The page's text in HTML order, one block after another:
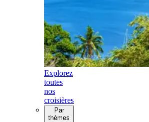
Explorez
toutes
nos
croisières
Par
thèmes